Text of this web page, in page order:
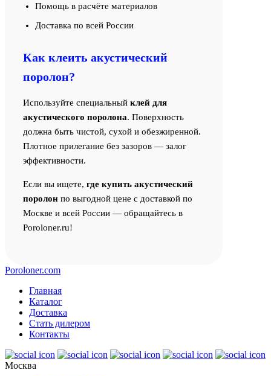
Помощь в расчёте материалов
Доставка по всей России
Как клеить акустический
поролон?
Используйте специальный клей для
акустического поролона. Поверхность
должна быть чистой, сухой и обезжиренной.
Плотное прилегание без зазоров — залог
эффективности.
Если вы ищете, где купить акустический
поролон по выгодной цене с доставкой по
Москве и всей России — обращайтесь в
Poroloner.ru!
Poroloner.com
Главная
Каталог
Доставка
Стать дилером
Контакты
Москва